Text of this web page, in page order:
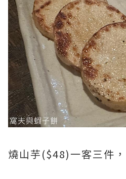
燒山芋($48)一客三件，